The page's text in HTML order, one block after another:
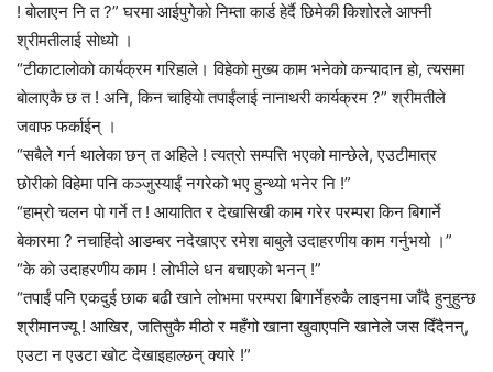
! बाेलाएन नि त ?” घरमा आईपुगेकाे निम्ता कार्ड हेर्दै छिमेकी किशोरले आफ्नी
श्रीमतीलाई साेध्याे ।
“टीकाटालाेकाे कार्यक्रम गरिहाले। विहेको मुख्य काम भनेकाे कन्यादान हाे, त्यसमा
बाेलाएकै छ त ! अनि, किन चाहियाे तपाईंलाई नानाथरी कार्यक्रम ?” श्रीमतीले
जवाफ फर्काईन् ।
“सबैले गर्न थालेका छन् त अहिले ! त्यत्राे सम्पत्ति भएको मान्छेले, एउटीमात्र
छाेरीकाे विहेमा पनि कञ्जुस्याईं नगरेको भए हुन्थ्यो भनेर नि !”
“हाम्रो चलन पाे गर्ने त ! आयातित र देखासिखी काम गरेर परम्परा किन बिगार्ने
बेकारमा ? नचाहिंदो आडम्बर नदेखाएर रमेश बाबुले उदाहरणीय काम गर्नुभयो ।”
“के काे उदाहरणीय काम ! लाेभीले धन बचाएकाे भनन् !”
“तपाईं पनि एकदुई छाक बढी खाने लाेभमा परम्परा बिगार्नेहरुकै लाइनमा जाँदै हुनुहुन्छ
श्रीमानज्यू ! आखिर, जतिसुकै मीठो र महँगो खाना खुवाएपनि खानेले जस दिँदैनन्,
एउटा न एउटा खाेट देखाइहाल्छन् क्यारे !”